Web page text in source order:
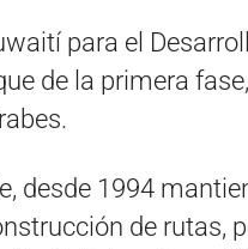
para el
de la primera
desde 1994
de rutas,